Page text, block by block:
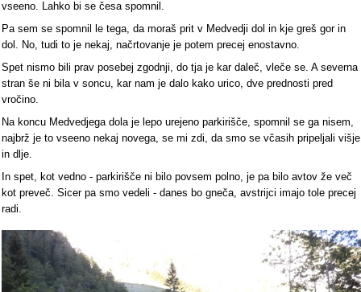
vseeno. Lahko bi se česa spomnil.
Pa sem se spomnil le tega, da moraš prit v Medvedji dol in kje greš gor in
dol. No, tudi to je nekaj, načrtovanje je potem precej enostavno.
Spet nismo bili prav posebej zgodnji, do tja je kar daleč, vleče se. A severna
stran še ni bila v soncu, kar nam je dalo kako urico, dve prednosti pred
vročino.
Na koncu Medvedjega dola je lepo urejeno parkirišče, spomnil se ga nisem,
najbrž je to vseeno nekaj novega, se mi zdi, da smo se včasih pripeljali višje
in dlje.
In spet, kot vedno - parkirišče ni bilo povsem polno, je pa bilo avtov že več
kot preveč. Sicer pa smo vedeli - danes bo gneča, avstrijci imajo tole precej
radi.